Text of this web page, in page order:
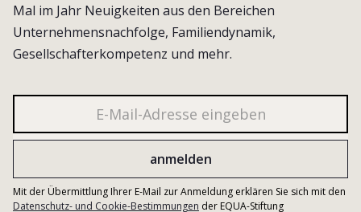
Mal im Jahr Neuigkeiten aus den Bereichen
Unternehmensnachfolge, Familiendynamik,
Gesellschafterkompetenz und mehr.
Mit der Übermittlung Ihrer E-Mail zur Anmeldung erklären Sie sich mit den
Datenschutz- und Cookie-Bestimmungen der EQUA-Stiftung